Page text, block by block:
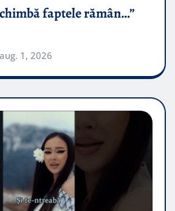
faptele rămân…”
aug. 1, 2026